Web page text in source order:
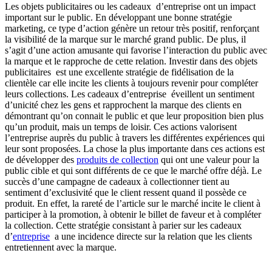
Les objets publicitaires ou les cadeaux d’entreprise ont un impact
important sur le public. En développant une bonne stratégie
marketing, ce type d’action génère un retour très positif, renforçant
la visibilité de la marque sur le marché grand public. De plus, il
s’agit d’une action amusante qui favorise l’interaction du public avec
la marque et le rapproche de cette relation. Investir dans des objets
publicitaires est une excellente stratégie de fidélisation de la
clientèle car elle incite les clients à toujours revenir pour compléter
leurs collections. Les cadeaux d’entreprise éveillent un sentiment
d’unicité chez les gens et rapprochent la marque des clients en
démontrant qu’on connait le public et que leur proposition bien plus
qu’un produit, mais un temps de loisir. Ces actions valorisent
l’entreprise auprès du public à travers les différentes expériences qui
leur sont proposées. La chose la plus importante dans ces actions est
de développer des produits de collection qui ont une valeur pour la
public cible et qui sont différents de ce que le marché offre déjà. Le
succès d’une campagne de cadeaux à collectionner tient au
sentiment d’exclusivité que le client ressent quand il possède ce
produit. En effet, la rareté de l’article sur le marché incite le client à
participer à la promotion, à obtenir le billet de faveur et à compléter
la collection. Cette stratégie consistant à parier sur les cadeaux
d’entreprise a une incidence directe sur la relation que les clients
entretiennent avec la marque.